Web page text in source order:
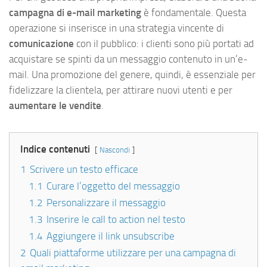
campagna di e-mail marketing è fondamentale. Questa
operazione si inserisce in una strategia vincente di
comunicazione con il pubblico: i clienti sono più portati ad
acquistare se spinti da un messaggio contenuto in un’e-
mail. Una promozione del genere, quindi, è essenziale per
fidelizzare la clientela, per attirare nuovi utenti e per
aumentare le vendite.
Indice contenuti Nascondi
1 Scrivere un testo efficace
1.1 Curare l’oggetto del messaggio
1.2 Personalizzare il messaggio
1.3 Inserire le call to action nel testo
1.4 Aggiungere il link unsubscribe
2 Quali piattaforme utilizzare per una campagna di